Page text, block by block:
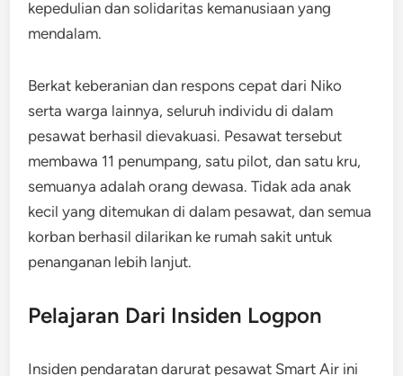
kepedulian dan solidaritas kemanusiaan yang
mendalam.
Berkat keberanian dan respons cepat dari Niko
serta warga lainnya, seluruh individu di dalam
pesawat berhasil dievakuasi. Pesawat tersebut
membawa 11 penumpang, satu pilot, dan satu kru,
semuanya adalah orang dewasa. Tidak ada anak
kecil yang ditemukan di dalam pesawat, dan semua
korban berhasil dilarikan ke rumah sakit untuk
penanganan lebih lanjut.
Pelajaran Dari Insiden Logpon
Insiden pendaratan darurat pesawat Smart Air ini